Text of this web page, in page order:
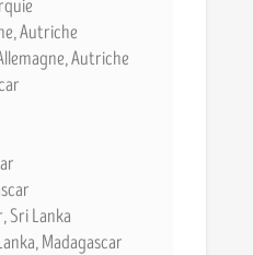
Autriche
Autriche
Sri Lanka
Madagascar